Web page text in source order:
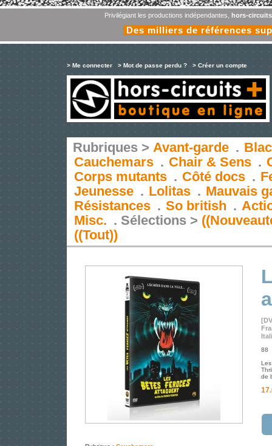
Privilégiant les productions indépendantes, hors-
Des milliers de références
> Me connecter > Mot de passe perdu ? > Créer un compte
Rubriques > Avant-garde .
Cauchemars . Chair & Sens .
Corps mutants . Côté docs .
Jeunesse . Lolitas . Mauvais
Résistances . So british .
Misc. . Sélections >
((Tout))
88
de